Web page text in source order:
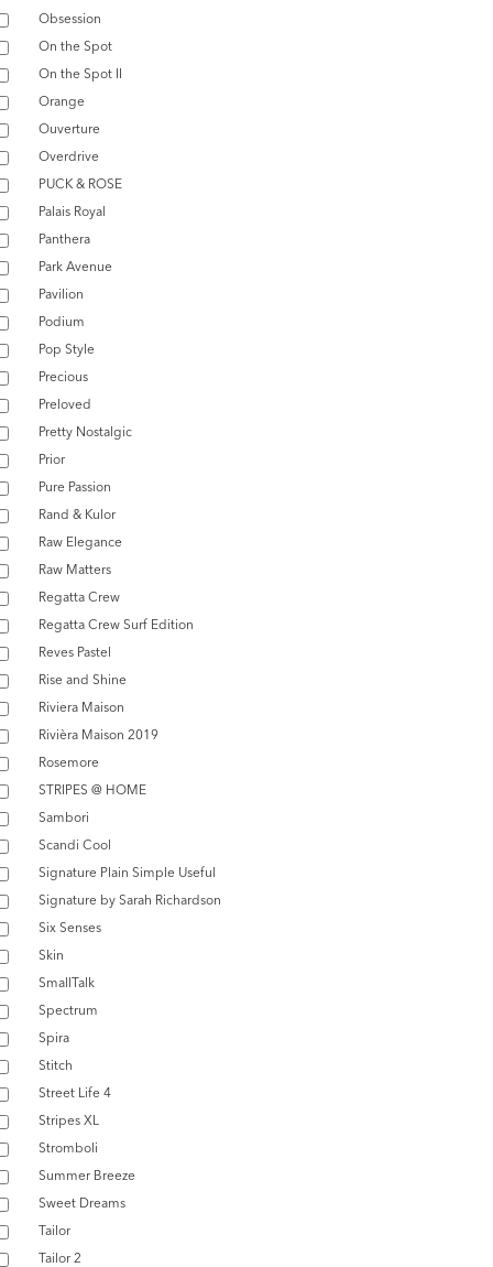
Obsession
On the Spot
On the Spot II
Orange
Ouverture
Overdrive
PUCK & ROSE
Palais Royal
Panthera
Park Avenue
Pavilion
Podium
Pop Style
Precious
Preloved
Pretty Nostalgic
Prior
Pure Passion
Rand & Kulor
Raw Elegance
Raw Matters
Regatta Crew
Regatta Crew Surf Edition
Reves Pastel
Rise and Shine
Riviera Maison
Rivièra Maison 2019
Rosemore
STRIPES @ HOME
Sambori
Scandi Cool
Signature Plain Simple Useful
Signature by Sarah Richardson
Six Senses
Skin
SmallTalk
Spectrum
Spira
Stitch
Street Life 4
Stripes XL
Stromboli
Summer Breeze
Sweet Dreams
Tailor
Tailor 2